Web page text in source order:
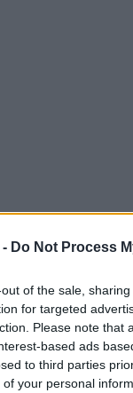
Do Not Process
of the sale,
for targeted
Please note that
based ads
to third parties
your personal